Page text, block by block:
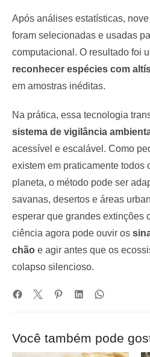
Após análises estatísticas,
foram selecionadas e usadas
computacional. O resultado foi
reconhecer espécies com
em amostras inéditas.
Na prática, essa tecnologia
sistema de vigilância
acessível e escalável. Como
existem em praticamente todos
planeta, o método pode ser
savanas, desertos e áreas
esperar que grandes extinções
ciência agora pode ouvir os
chão e agir antes que os
colapso silencioso.
Você também pode